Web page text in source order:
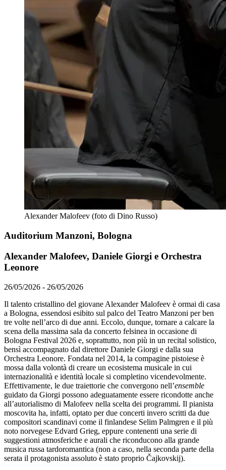
Alexander Malofeev (foto di Dino Russo)
Auditorium Manzoni, Bologna
Alexander Malofeev, Daniele Giorgi e Orchestra
Leonore
26/05/2026 - 26/05/2026
Il talento cristallino del giovane Alexander Malofeev è ormai di casa
a Bologna, essendosi esibito sul palco del Teatro Manzoni per ben
tre volte nell’arco di due anni. Eccolo, dunque, tornare a calcare la
scena della massima sala da concerto felsinea in occasione di
Bologna Festival 2026 e, soprattutto, non più in un recital solistico,
bensì accompagnato dal direttore Daniele Giorgi e dalla sua
Orchestra Leonore. Fondata nel 2014, la compagine pistoiese è
mossa dalla volontà di creare un ecosistema musicale in cui
internazionalità e identità locale si completino vicendevolmente.
Effettivamente, le due traiettorie che convergono nell’ensemble
guidato da Giorgi possono adeguatamente essere ricondotte anche
all’autorialismo di Malofeev nella scelta dei programmi. Il pianista
moscovita ha, infatti, optato per due concerti invero scritti da due
compositori scandinavi come il finlandese Selim Palmgren e il più
noto norvegese Edvard Grieg, eppure contenenti una serie di
suggestioni atmosferiche e aurali che riconducono alla grande
musica russa tardoromantica (non a caso, nella seconda parte della
serata il protagonista assoluto è stato proprio Čajkovskij).